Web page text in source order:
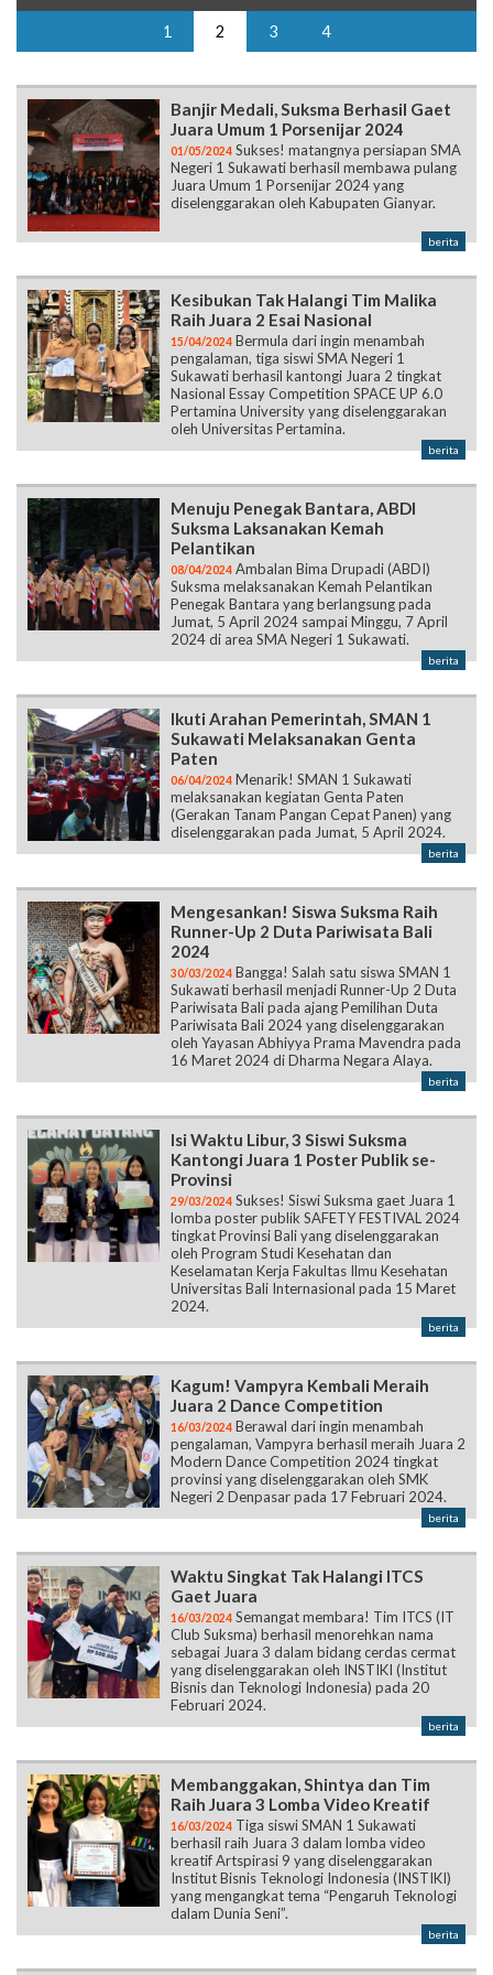
1 2 3 4
Banjir Medali, Suksma Berhasil Gaet
Juara Umum 1 Porsenijar 2024
01/05/2024 Sukses! matangnya persiapan SMA
Negeri 1 Sukawati berhasil membawa pulang
Juara Umum 1 Porsenijar 2024 yang
diselenggarakan oleh Kabupaten Gianyar.
berita
Kesibukan Tak Halangi Tim Malika
Raih Juara 2 Esai Nasional
15/04/2024 Bermula dari ingin menambah
pengalaman, tiga siswi SMA Negeri 1
Sukawati berhasil kantongi Juara 2 tingkat
Nasional Essay Competition SPACE UP 6.0
Pertamina University yang diselenggarakan
oleh Universitas Pertamina.
berita
Menuju Penegak Bantara, ABDI
Suksma Laksanakan Kemah
Pelantikan
08/04/2024 Ambalan Bima Drupadi (ABDI)
Suksma melaksanakan Kemah Pelantikan
Penegak Bantara yang berlangsung pada
Jumat, 5 April 2024 sampai Minggu, 7 April
2024 di area SMA Negeri 1 Sukawati.
berita
Ikuti Arahan Pemerintah, SMAN 1
Sukawati Melaksanakan Genta
Paten
06/04/2024 Menarik! SMAN 1 Sukawati
melaksanakan kegiatan Genta Paten
(Gerakan Tanam Pangan Cepat Panen) yang
diselenggarakan pada Jumat, 5 April 2024.
berita
Mengesankan! Siswa Suksma Raih
Runner-Up 2 Duta Pariwisata Bali
2024
30/03/2024 Bangga! Salah satu siswa SMAN 1
Sukawati berhasil menjadi Runner-Up 2 Duta
Pariwisata Bali pada ajang Pemilihan Duta
Pariwisata Bali 2024 yang diselenggarakan
oleh Yayasan Abhiyya Prama Mavendra pada
16 Maret 2024 di Dharma Negara Alaya.
berita
Isi Waktu Libur, 3 Siswi Suksma
Kantongi Juara 1 Poster Publik se-
Provinsi
29/03/2024 Sukses! Siswi Suksma gaet Juara 1
lomba poster publik SAFETY FESTIVAL 2024
tingkat Provinsi Bali yang diselenggarakan
oleh Program Studi Kesehatan dan
Keselamatan Kerja Fakultas Ilmu Kesehatan
Universitas Bali Internasional pada 15 Maret
2024.
berita
Kagum! Vampyra Kembali Meraih
Juara 2 Dance Competition
16/03/2024 Berawal dari ingin menambah
pengalaman, Vampyra berhasil meraih Juara 2
Modern Dance Competition 2024 tingkat
provinsi yang diselenggarakan oleh SMK
Negeri 2 Denpasar pada 17 Februari 2024.
berita
Waktu Singkat Tak Halangi ITCS
Gaet Juara
16/03/2024 Semangat membara! Tim ITCS (IT
Club Suksma) berhasil menorehkan nama
sebagai Juara 3 dalam bidang cerdas cermat
yang diselenggarakan oleh INSTIKI (Institut
Bisnis dan Teknologi Indonesia) pada 20
Februari 2024.
berita
Membanggakan, Shintya dan Tim
Raih Juara 3 Lomba Video Kreatif
16/03/2024 Tiga siswi SMAN 1 Sukawati
berhasil raih Juara 3 dalam lomba video
kreatif Artspirasi 9 yang diselenggarakan
Institut Bisnis Teknologi Indonesia (INSTIKI)
yang mengangkat tema “Pengaruh Teknologi
dalam Dunia Seni”.
berita